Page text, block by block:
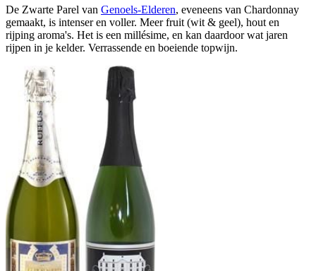
De Zwarte Parel van Genoels-Elderen, eveneens van Chardonnay
gemaakt, is intenser en voller. Meer fruit (wit & geel), hout en
rijping aroma's. Het is een millésime, en kan daardoor wat jaren
rijpen in je kelder. Verrassende en boeiende topwijn.